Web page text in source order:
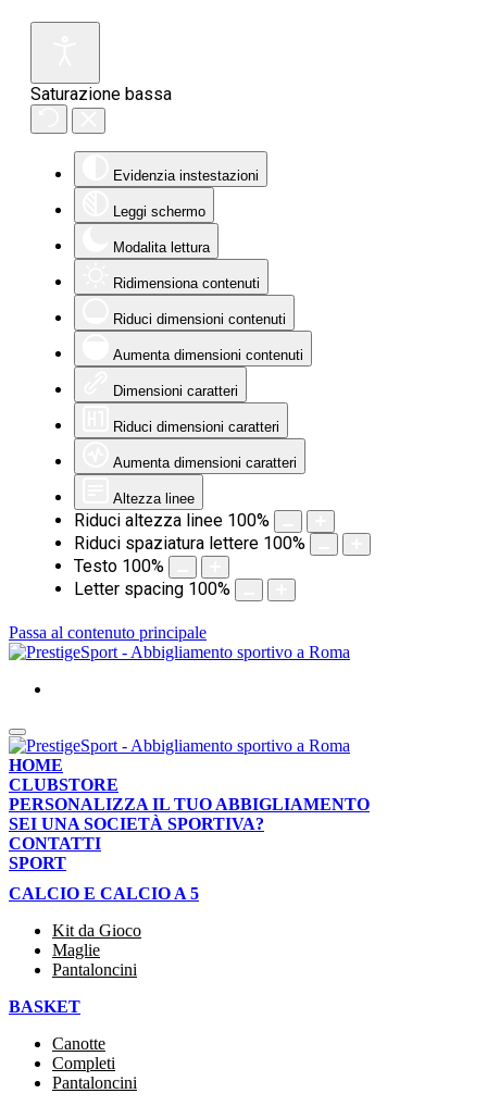
Saturazione bassa
Evidenzia instestazioni
Leggi schermo
Modalita lettura
Ridimensiona contenuti
Riduci dimensioni contenuti
Aumenta dimensioni contenuti
Dimensioni caratteri
Riduci dimensioni caratteri
Aumenta dimensioni caratteri
Altezza linee
Riduci altezza linee 100%
Riduci spaziatura lettere 100%
Testo 100%
Letter spacing 100%
Passa al contenuto principale
HOME
CLUBSTORE
PERSONALIZZA IL TUO ABBIGLIAMENTO
SEI UNA SOCIETÀ SPORTIVA?
CONTATTI
SPORT
CALCIO E CALCIO A 5
Kit da Gioco
Maglie
Pantaloncini
BASKET
Canotte
Completi
Pantaloncini